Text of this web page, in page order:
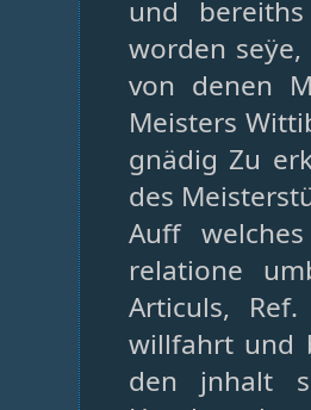
und
worden
von denen
Meisters
gnädig Zu
des
Auff
relatione
Articuls,
willfahrt und
den jnhalt